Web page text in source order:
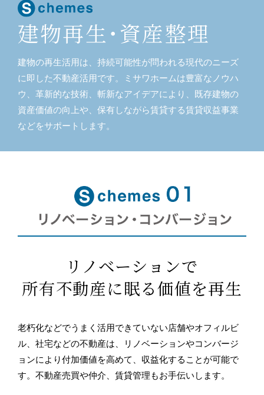
建物再生･資産整理
建物の再生活用は、持続可能性が問われる現代のニーズ
に即した不動産活用です。ミサワホームは豊富なノウハ
ウ、革新的な技術、斬新なアイデアにより、既存建物の
資産価値の向上や、保有しながら賃貸する賃貸収益事業
などをサポートします。
リノベーションで
所有不動産に眠る価値を再生
老朽化などでうまく活用できていない店舗やオフィルビ
ル、社宅などの不動産は、リノベーションやコンバージ
ョンにより付加価値を高めて、収益化することが可能で
す。不動産売買や仲介、賃貸管理もお手伝いします。